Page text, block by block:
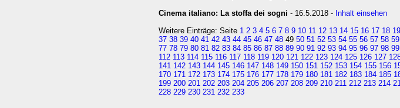
Cinema italiano: La stoffa dei sogni - 16.5.2018 - Inhalt einsehen
Weitere Einträge: Seite 1 2 3 4 5 6 7 8 9 10 11 12 13 14 15 16 17 18 19
37 38 39 40 41 42 43 44 45 46 47 48 49 50 51 52 53 54 55 56 57 58 59
77 78 79 80 81 82 83 84 85 86 87 88 89 90 91 92 93 94 95 96 97 98 99
112 113 114 115 116 117 118 119 120 121 122 123 124 125 126 127
141 142 143 144 145 146 147 148 149 150 151 152 153 154 155 156
170 171 172 173 174 175 176 177 178 179 180 181 182 183 184 185
199 200 201 202 203 204 205 206 207 208 209 210 211 212 213 214
228 229 230 231 232 233